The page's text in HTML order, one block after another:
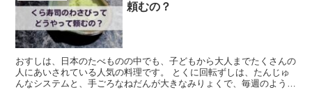
頼むの？
おすしは、日本のたべものの中でも、子どもから大人までたくさんの
人にあいされている人気の料理です。 とくに回転ずしは、たんじゅ
んなシステムと、手ごろなねだんが大きなみりょくで、毎週のように